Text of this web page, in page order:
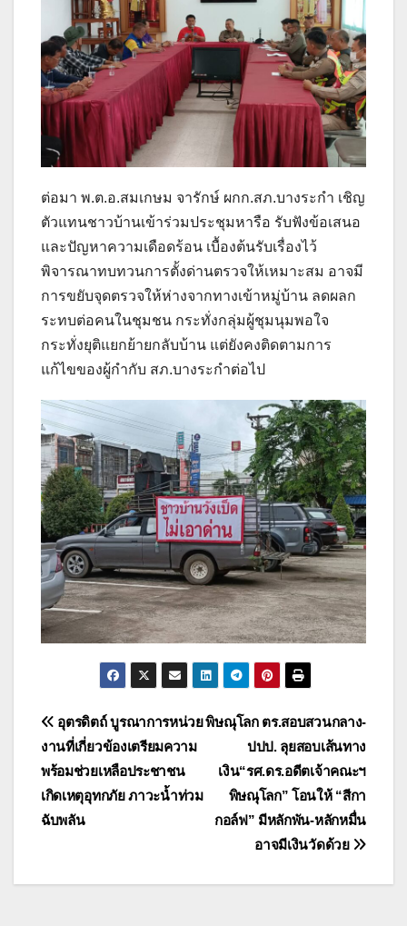
ต่อมา พ.ต.อ.สมเกษม จารักษ์ ผกก.สภ.บางระกำ เชิญ
ตัวแทนชาวบ้านเข้าร่วมประชุมหารือ รับฟังข้อเสนอ
และปัญหาความเดือดร้อน เบื้องต้นรับเรื่องไว้
พิจารณาทบทวนการตั้งด่านตรวจให้เหมาะสม อาจมี
การขยับจุดตรวจให้ห่างจากทางเข้าหมู่บ้าน ลดผลก
ระทบต่อคนในชุมชน กระทั่งกลุ่มผู้ชุมนุมพอใจ
กระทั่งยุติแยกย้ายกลับบ้าน แต่ยังคงติดตามการ
แก้ไขของผู้กำกับ สภ.บางระกำต่อไป
แนะแนว
เรื่อง
พิษณุโลก ตร.สอบสวนกลาง-
ปปป. ลุยสอบเส้นทาง
เงิน“รศ.ดร.อดีตเจ้าคณะฯ
พิษณุโลก” โอนให้ “สีกา
กอล์ฟ” มีหลักพัน-หลักหมื่น
อาจมีเงินวัดด้วย
อุตรดิตถ์ บูรณาการหน่วย
งานที่เกี่ยวข้องเตรียมความ
พร้อมช่วยเหลือประชาชน
เกิดเหตุอุทกภัย ภาวะน้ำท่วม
ฉับพลัน